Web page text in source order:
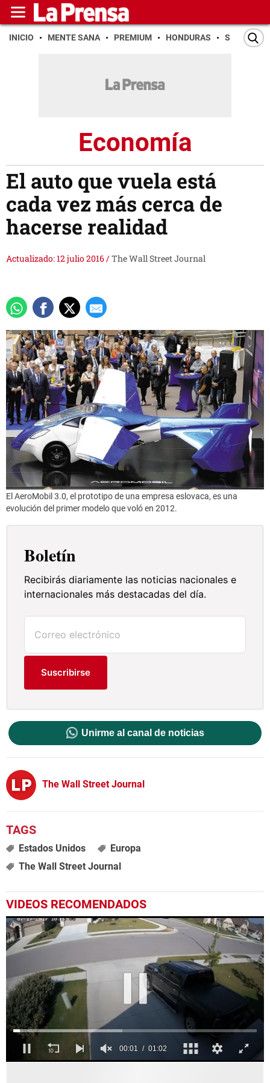
INICIO MENTE SANA PREMIUM HONDURAS SAN PEDRO
Economía
El auto que vuela está
cada vez más cerca de
hacerse realidad
Actualizado: 12 julio 2016/The Wall Street Journal
El AeroMobil 3.0, el prototipo de una empresa eslovaca, es una
evolución del primer modelo que voló en 2012.
Boletín
Recibirás diariamente las noticias nacionales e
internacionales más destacadas del día.
Suscribirse
Unirme al canal de noticias
The Wall Street Journal
Estados Unidos
Europa
The Wall Street Journal
VIDEOS RECOMENDADOS